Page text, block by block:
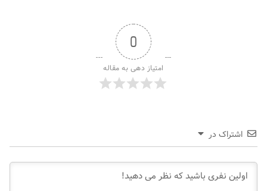
0
امتیاز دهی به مقاله
اشتراک در